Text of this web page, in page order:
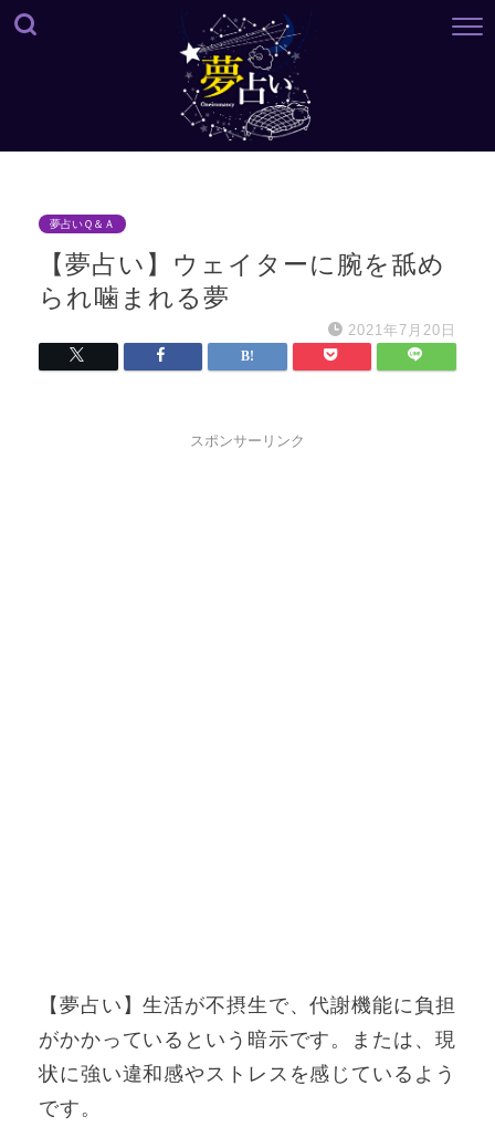
夢占いＱ＆Ａ
【夢占い】ウェイターに腕を舐め
られ噛まれる夢
2021年7月20日
スポンサーリンク
【夢占い】生活が不摂生で、代謝機能に負担
がかかっているという暗示です。または、現
状に強い違和感やストレスを感じているよう
です。